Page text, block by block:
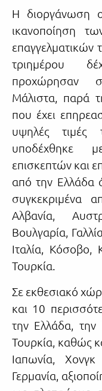
Η διοργάνωση
ικανοποίηση
επαγγελματικών
τριημέρου
προχώρησαν
Μάλιστα, παρά
που έχει
υψηλές
υποδέχθηκε
επισκεπτών και
από την Ελλάδα
συγκεκριμένα
Αλβανία,
Βουλγαρία,
Ιταλία, Κόσοβο,
Τουρκία.
Σε εκθεσιακό
και 10
την Ελλάδα, την
Τουρκία, καθώς
Ιαπωνία, Χονγκ
Γερμανία,